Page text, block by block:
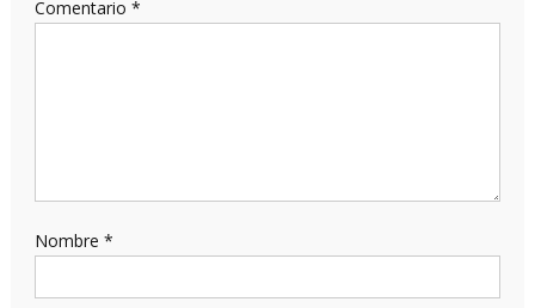
Comentario *
Nombre *